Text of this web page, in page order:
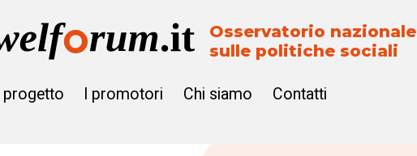
Osservatorio nazionale
sulle politiche sociali
Il progetto I promotori Chi siamo Contatti